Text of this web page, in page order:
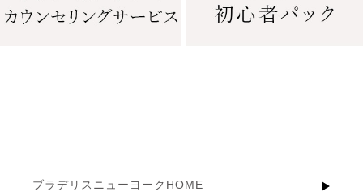
ブラデリスニューヨークHOME